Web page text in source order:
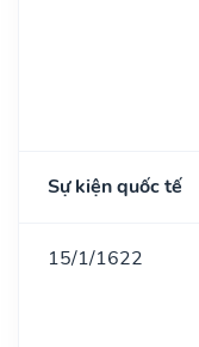
Sự kiện quốc tế
15/1/1622